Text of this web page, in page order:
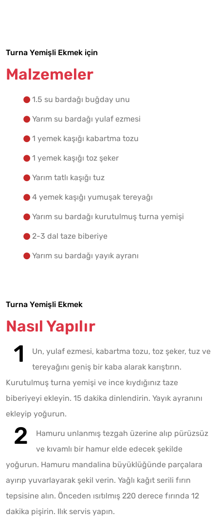
Turna Yemişli Ekmek için
Malzemeler
1.5 su bardağı buğday unu
Yarım su bardağı yulaf ezmesi
1 yemek kaşığı kabartma tozu
1 yemek kaşığı toz şeker
Yarım tatlı kaşığı tuz
4 yemek kaşığı yumuşak tereyağı
Yarım su bardağı kurutulmuş turna yemişi
2-3 dal taze biberiye
Yarım su bardağı yayık ayranı
Turna Yemişli Ekmek
Nasıl Yapılır
Un, yulaf ezmesi, kabartma tozu, toz şeker, tuz ve
tereyağını geniş bir kaba alarak karıştırın.
Kurutulmuş turna yemişi ve ince kıydığınız taze
biberiyeyi ekleyin. 15 dakika dinlendirin. Yayık ayranını
ekleyip yoğurun.
Hamuru unlanmış tezgah üzerine alıp pürüzsüz
ve kıvamlı bir hamur elde edecek şekilde
yoğurun. Hamuru mandalina büyüklüğünde parçalara
ayırıp yuvarlayarak şekil verin. Yağlı kağıt serili fırın
tepsisine alın. Önceden ısıtılmış 220 derece fırında 12
dakika pişirin. Ilık servis yapın.